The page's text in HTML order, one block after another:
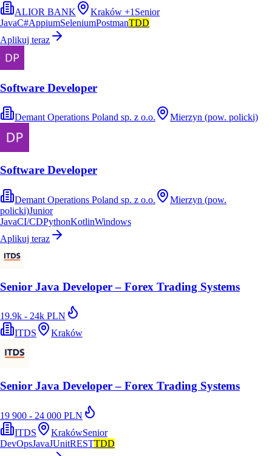
ALIOR BANK Kraków +1 Senior
JavaC#AppiumSeleniumPostmanTDD
Aplikuj teraz
Software Developer
Demant Operations Poland sp. z o.o. Mierzyn (pow. policki)
Software Developer
Demant Operations Poland sp. z o.o.
Mierzyn (pow.
policki)Junior
JavaCI/CDPythonKotlinWindows
Aplikuj teraz
Senior Java Developer – Forex Trading Systems
19.9k - 24k PLN
ITDS
Kraków
Senior Java Developer – Forex Trading Systems
19 900 - 24 000 PLN
ITDS
KrakówSenior
DevOpsJavaJUnitRESTTDD